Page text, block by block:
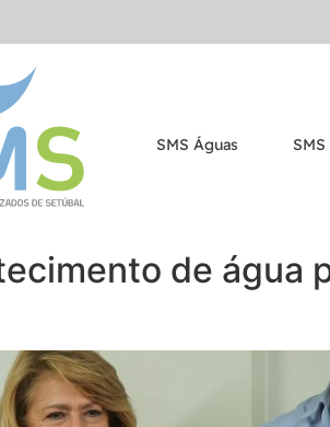
SMS Águas
de água